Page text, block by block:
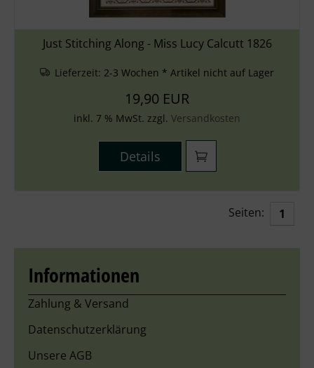
Just Stitching Along - Miss Lucy Calcutt 1826
Lieferzeit: 2-3 Wochen * Artikel nicht auf Lager
19,90 EUR
inkl. 7 % MwSt. zzgl. Versandkosten
Details
Seiten: 1
Informationen
Zahlung & Versand
Datenschutzerklärung
Unsere AGB